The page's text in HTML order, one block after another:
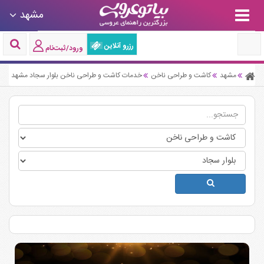
مشهد
رزرو آنلاین ورود/ثبت‌نام
مشهد کاشت و طراحی ناخن خدمات کاشت و طراحی ناخن بلوار سجاد مشهد